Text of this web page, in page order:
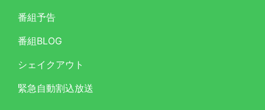
番組予告
番組BLOG
シェイクアウト
緊急自動割込放送